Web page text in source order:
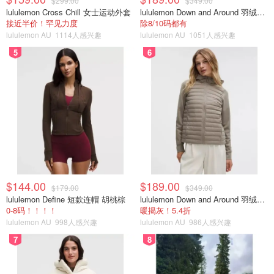
lululemon Cross Chill 女士运动外套
接近半价！罕见力度
lululemon AU 1114人感兴趣
lululemon Down and Around 羽绒夹克
除8/10码都有
lululemon AU 1051人感兴趣
5
$144.00 $179.00
lululemon Define 短款连帽 胡桃棕
0-8码！！！！
lululemon AU 998人感兴趣
6
$189.00 $349.00
lululemon Down and Around 羽绒夹克
暖揭灰！5.4折
lululemon AU 986人感兴趣
7 8